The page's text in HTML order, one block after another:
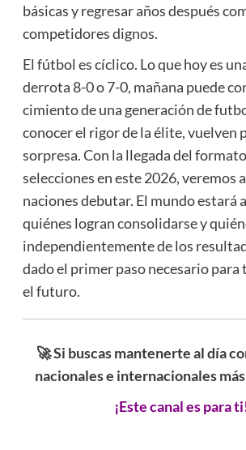
básicas y regresar años después
competidores dignos.
El fútbol es cíclico. Lo que hoy es
derrota 8-0 o 7-0, mañana puede
cimiento de una generación de
conocer el rigor de la élite, vuelven
sorpresa. Con la llegada del
selecciones en este 2026, veremos
naciones debutar. El mundo estará
quiénes logran consolidarse y
independientemente de los
dado el primer paso necesario para
el futuro.
🚀 Si buscas mantenerte al día
nacionales e internacionales
¡Este canal es para